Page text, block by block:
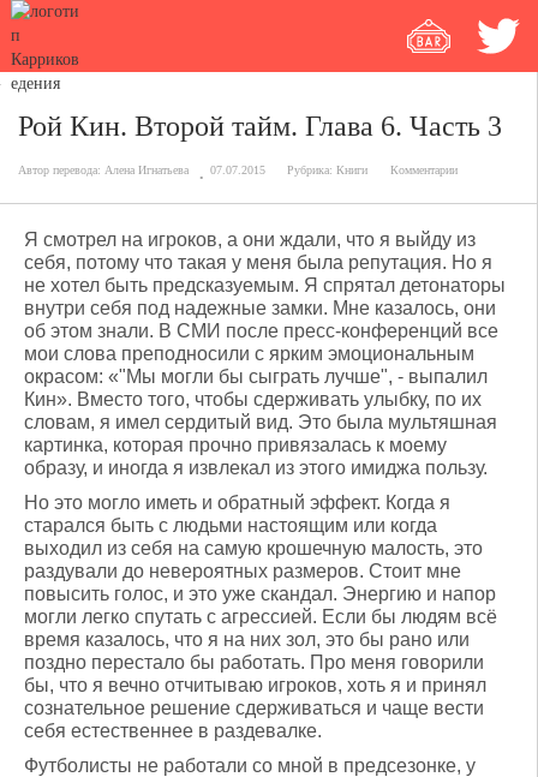
Рой Кин. Второй тайм. Глава 6. Часть 3
Автор перевода: Алена Игнатьева 07.07.2015 Рубрика: Книги Комментарии
Я смотрел на игроков, а они ждали, что я выйду из
себя, потому что такая у меня была репутация. Но я
не хотел быть предсказуемым. Я спрятал детонаторы
внутри себя под надежные замки. Мне казалось, они
об этом знали. В СМИ после пресс-конференций все
мои слова преподносили с ярким эмоциональным
окрасом: «"Мы могли бы сыграть лучше", - выпалил
Кин». Вместо того, чтобы сдерживать улыбку, по их
словам, я имел сердитый вид. Это была мультяшная
картинка, которая прочно привязалась к моему
образу, и иногда я извлекал из этого имиджа пользу.
Но это могло иметь и обратный эффект. Когда я
старался быть с людьми настоящим или когда
выходил из себя на самую крошечную малость, это
раздували до невероятных размеров. Стоит мне
повысить голос, и это уже скандал. Энергию и напор
могли легко спутать с агрессией. Если бы людям всё
время казалось, что я на них зол, это бы рано или
поздно перестало бы работать. Про меня говорили
бы, что я вечно отчитываю игроков, хоть я и принял
сознательное решение сдерживаться и чаще вести
себя естественнее в раздевалке.
Футболисты не работали со мной в предсезонке, у